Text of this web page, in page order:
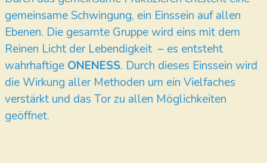
gemeinsame Schwingung, ein Einssein auf allen
Ebenen. Die gesamte Gruppe wird eins mit dem
Reinen Licht der Lebendigkeit – es entsteht
wahrhaftige ONENESS. Durch dieses Einssein wird
die Wirkung aller Methoden um ein Vielfaches
verstärkt und das Tor zu allen Möglichkeiten
geöffnet.